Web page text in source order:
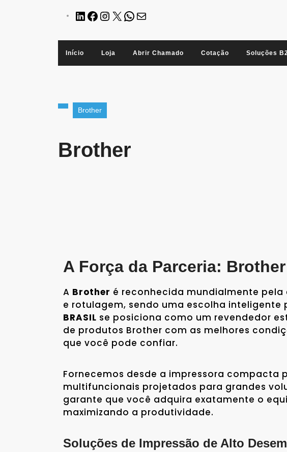
Início Loja Abrir Chamado Cotação Soluções
Brother
Brother
A Força da Parceria:
A Brother é reconhecida mundialmente
e rotulagem, sendo uma escolha inteligente
BRASIL se posiciona como um revendedor
de produtos Brother com as melhores
que você pode confiar.
Fornecemos desde a impressora compacta
multifuncionais projetados para grandes
garante que você adquira exatamente o
maximizando a produtividade.
Soluções de Impressão de Alto